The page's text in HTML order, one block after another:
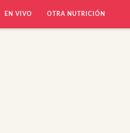
EN VIVO OTRA NUTRICIÓN